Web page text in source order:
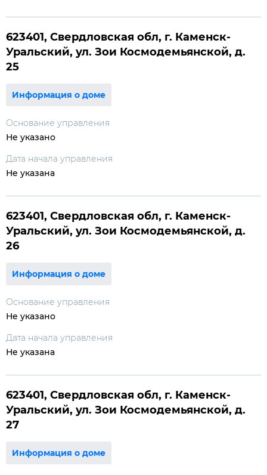
623401, Свердловская обл, г. Каменск-
Уральский, ул. Зои Космодемьянской, д.
25
Информация о доме
Основание управления
Не указано
Дата начала управления
Не указана
623401, Свердловская обл, г. Каменск-
Уральский, ул. Зои Космодемьянской, д.
26
Информация о доме
Основание управления
Не указано
Дата начала управления
Не указана
623401, Свердловская обл, г. Каменск-
Уральский, ул. Зои Космодемьянской, д.
27
Информация о доме